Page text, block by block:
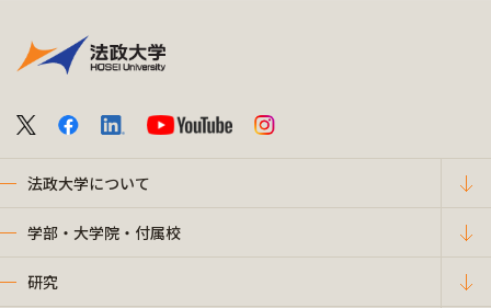
法政大学について
学部・大学院・付属校
研究